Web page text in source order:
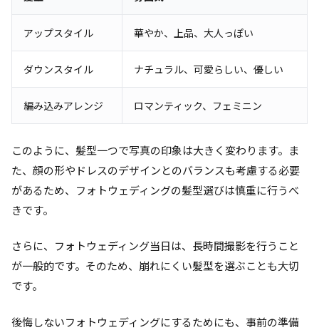
アップスタイル 華やか、上品、大人っぽい
ダウンスタイル ナチュラル、可愛らしい、優しい
編み込みアレンジ ロマンティック、フェミニン
このように、髪型一つで写真の印象は大きく変わります。ま
た、顔の形やドレスのデザインとのバランスも考慮する必要
があるため、フォトウェディングの髪型選びは慎重に行うべ
きです。
さらに、フォトウェディング当日は、長時間撮影を行うこと
が一般的です。そのため、崩れにくい髪型を選ぶことも大切
です。
後悔しないフォトウェディングにするためにも、事前の準備